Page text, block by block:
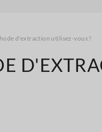
d'extraction utilisez-vous ?